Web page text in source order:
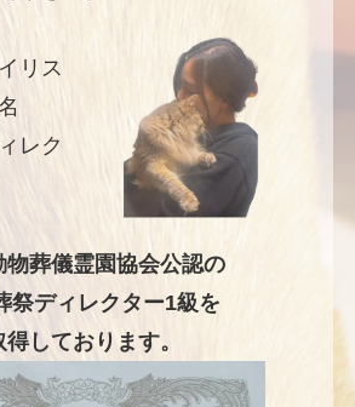
リス
レク
物葬儀霊園協会公認の
祭ディレクター1級を
得しております。